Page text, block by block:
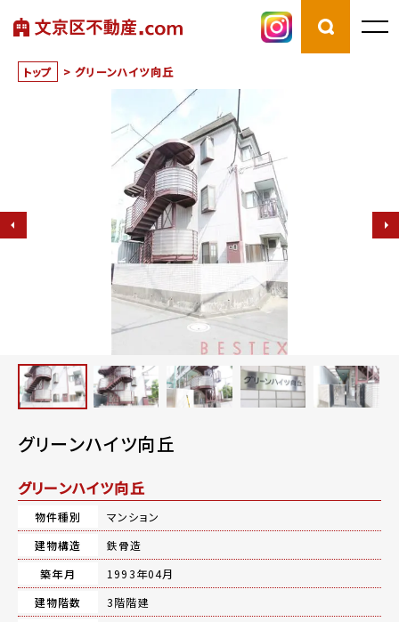
トップ > グリーンハイツ向丘
グリーンハイツ向丘
グリーンハイツ向丘
物件種別
マンション
建物構造
鉄骨造
築年月
1993年04月
建物階数
3階階建